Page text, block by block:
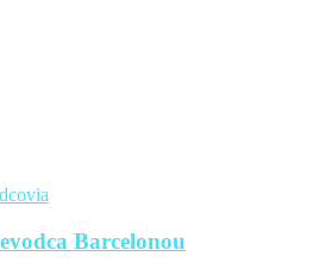
Barcelonou